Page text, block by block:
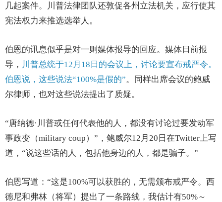
几起案件。川普法律团队还敦促各州立法机关，应行使其
宪法权力来推选选举人。
伯恩的讯息似乎是对一则媒体报导的回应。媒体日前报
导， 川普总统于12月18日的会议上，讨论要宣布戒严令。
伯恩说，这些说法“100%是假的”。同样出席会议的鲍威
尔律师，也对这些说法提出了质疑。
“唐纳德·川普或任何代表他的人，都没有讨论过要发动军
事政变（military coup）”，鲍威尔12月20日在Twitter上写
道，“说这些话的人，包括他身边的人，都是骗子。”
伯恩写道：“这是100%可以获胜的，无需颁布戒严令。西
德尼和弗林（将军）提出了一条路线，我估计有50%～